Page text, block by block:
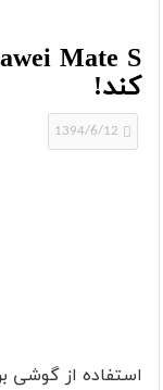
کند!
استفاده از گوشی